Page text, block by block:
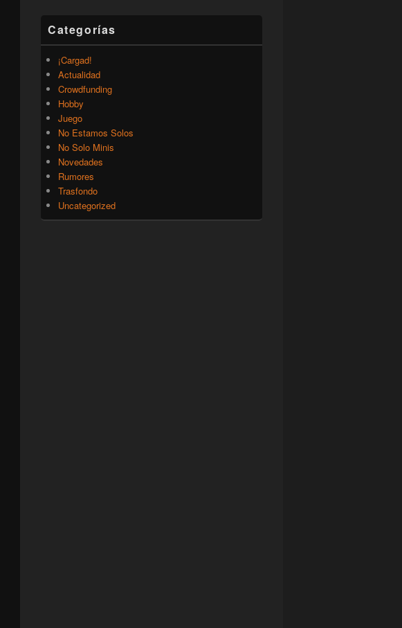
Categorías
¡Cargad!
Actualidad
Crowdfunding
Hobby
Juego
No Estamos Solos
No Solo Minis
Novedades
Rumores
Trasfondo
Uncategorized